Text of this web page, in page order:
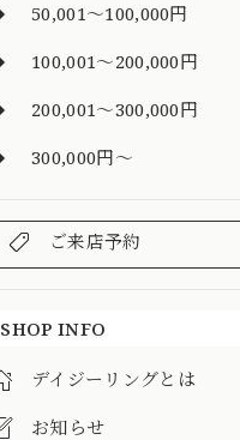
50,001～100,000円
100,001～200,000円
200,001～300,000円
300,000円～
ご来店予約
SHOP INFO
デイジーリングとは
お知らせ